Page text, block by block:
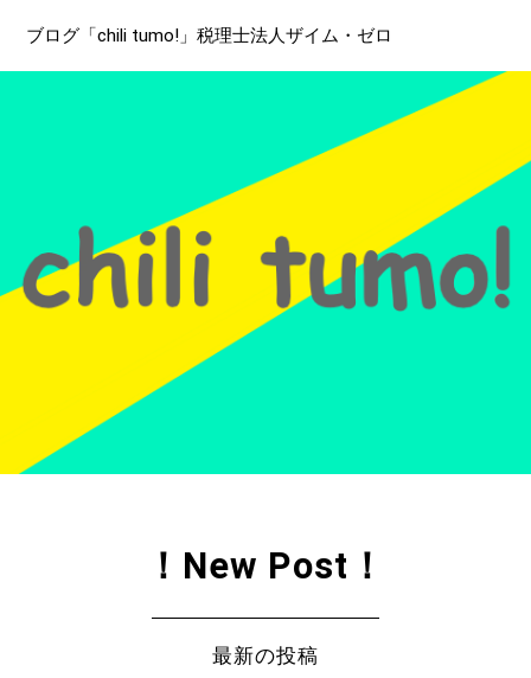
ブログ「chili tumo!」税理士法人ザイム・ゼロ
！New Post！
最新の投稿